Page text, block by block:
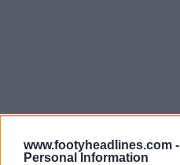
www.footyheadlines.com -
Personal Information